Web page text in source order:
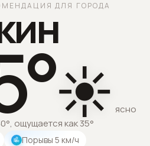
ДЛЯ ГОРОДА
°☀️ ясно
ощущается как 35°
Порывы 5 км/ч